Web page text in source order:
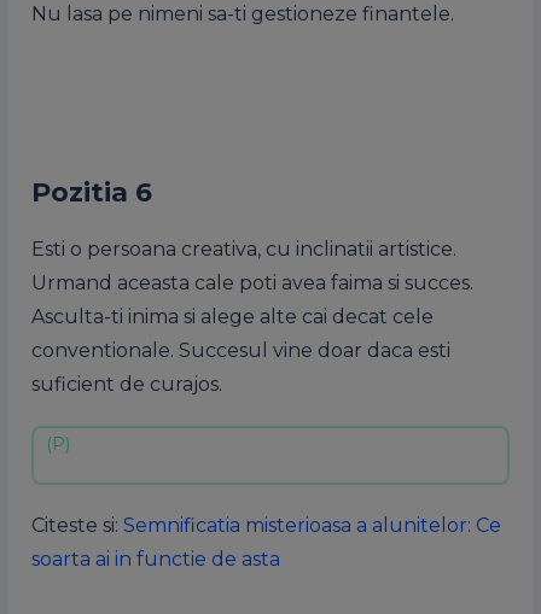
Nu lasa pe nimeni sa-ti gestioneze finantele.
Pozitia 6
Esti o persoana creativa, cu inclinatii artistice.
Urmand aceasta cale poti avea faima si succes.
Asculta-ti inima si alege alte cai decat cele
conventionale. Succesul vine doar daca esti
suficient de curajos.
Citeste si: Semnificatia misterioasa a alunitelor: Ce
soarta ai in functie de asta